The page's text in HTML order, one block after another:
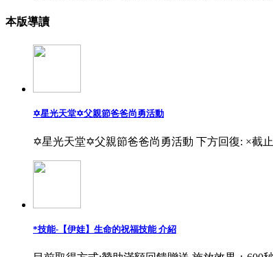
本版導讀
✡星光天堂✡父親節爸爸尚勇活動
✡星光天堂✡父親節爸爸尚勇活動 下方回復: ×截
*技能-【伊娃】生命的祝福技能 介紹